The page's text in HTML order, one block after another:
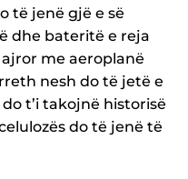
të jenë gjë e së
dhe bateritë e reja
me aeroplanë
nesh do të jetë e
t’i takojnë historisë
do të jenë të